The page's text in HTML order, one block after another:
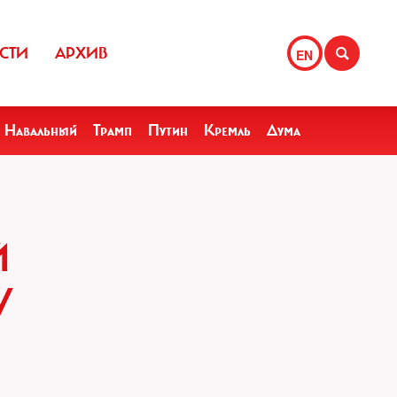
EN
АРХИВ
Навальный Трамп Путин Кремль Дума